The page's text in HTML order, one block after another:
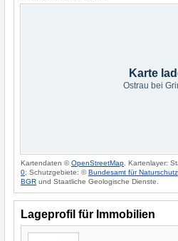
Karte
Ostrau bei
Kartendaten ©OpenStreetMap . Kartenlayer:
0; Schutzgebiete: ©Bundesamt für
BGR und Staatliche Geologische Dienste.
Lageprofil für Immobilien